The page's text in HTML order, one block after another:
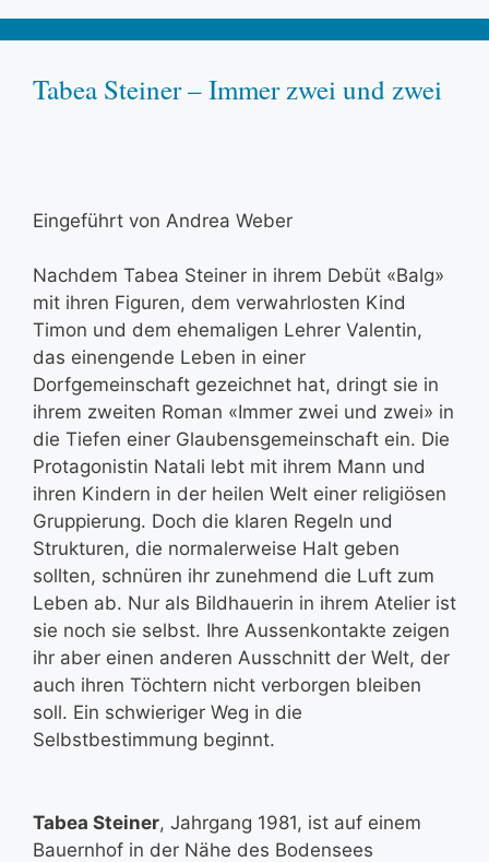
Tabea Steiner – Immer zwei und zwei
Eingeführt von Andrea Weber
Nachdem Tabea Steiner in ihrem Debüt «Balg»
mit ihren Figuren, dem verwahrlosten Kind
Timon und dem ehemaligen Lehrer Valentin,
das einengende Leben in einer
Dorfgemeinschaft gezeichnet hat, dringt sie in
ihrem zweiten Roman «Immer zwei und zwei» in
die Tiefen einer Glaubensgemeinschaft ein. Die
Protagonistin Natali lebt mit ihrem Mann und
ihren Kindern in der heilen Welt einer religiösen
Gruppierung. Doch die klaren Regeln und
Strukturen, die normalerweise Halt geben
sollten, schnüren ihr zunehmend die Luft zum
Leben ab. Nur als Bildhauerin in ihrem Atelier ist
sie noch sie selbst. Ihre Aussenkontakte zeigen
ihr aber einen anderen Ausschnitt der Welt, der
auch ihren Töchtern nicht verborgen bleiben
soll. Ein schwieriger Weg in die
Selbstbestimmung beginnt.
Tabea Steiner, Jahrgang 1981, ist auf einem
Bauernhof in der Nähe des Bodensees